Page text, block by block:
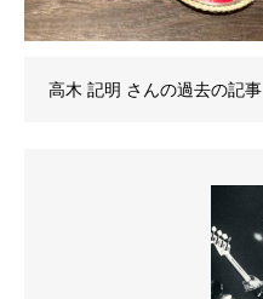
高木 記明 さんの過去の記事